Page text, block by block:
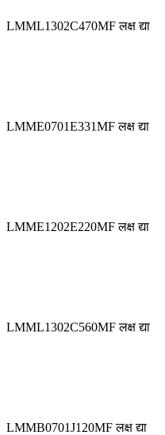
LMML1302C470MF लक्ष द्या
LMME0701E331MF लक्ष द्या
LMME1202E220MF लक्ष द्या
LMML1302C560MF लक्ष द्या
LMMB0701J120MF लक्ष द्या